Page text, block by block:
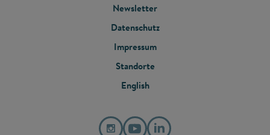
FOOTER
MENU
Newsletter
Datenschutz
Impressum
Standorte
English